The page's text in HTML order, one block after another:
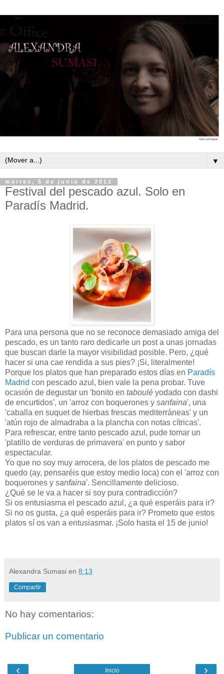
▼
martes, 5 de junio de 2012
Festival del pescado azul. Solo en
Paradís Madrid.
Para una persona que no se reconoce demasiado amiga del
pescado, es un tanto raro dedicarle un post a unas jornadas
que buscan darle la mayor visibilidad posible. Pero, ¿qué
hacer si una cae rendida a sus pies? ¡Si, literalmente!
Porque los platos que han preparado estos días en Paradís
Madrid con pescado azul, bien vale la pena probar. Tuve
ocasión de degustar un 'bonito en taboulé yodado con dashi
de encurtidos', un 'arroz con boquerones y sanfaina', una
'caballa en suquet de hierbas frescas mediterráneas' y un
'atún rojo de almadraba a la plancha con notas cítricas'.
Para refrescar, entre tanto pescado azul, pude tomar un
'platillo de verduras de primavera' en punto y sabor
espectacular.
Yo que no soy muy arrocera, de los platos de pescado me
quedo (ay, pensaréis que estoy medio loca) con el 'arroz con
boquerones y sanfaina'. Sencillamente delicioso.
¿Qué se le va a hacer si soy pura contradicción?
Si os entusiasma el pescado azul, ¿a qué esperáis para ir?
Si no os gusta, ¿a qué esperáis para ir? Prometo que estos
platos sí os van a entusiasmar. ¡Solo hasta el 15 de junio!
Alexandra Sumasi en 8:13
Compartir
No hay comentarios:
Publicar un comentario
‹ ›
Inicio